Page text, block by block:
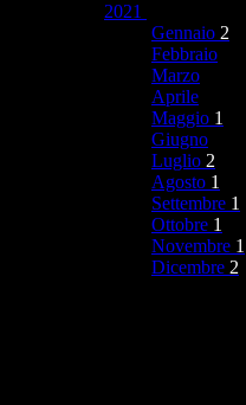
2021
Gennaio 2
Febbraio
Marzo
Aprile
Maggio 1
Giugno
Luglio 2
Agosto 1
Settembre 1
Ottobre 1
Novembre 1
Dicembre 2